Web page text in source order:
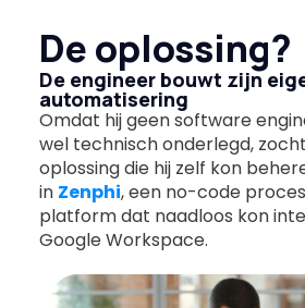
De oplossing?
De engineer bouwt zijn
automatisering
Omdat hij geen software
wel technisch onderlegd,
oplossing die hij zelf kon
in Zenphi, een no-code
platform dat naadloos kon
Google Workspace.